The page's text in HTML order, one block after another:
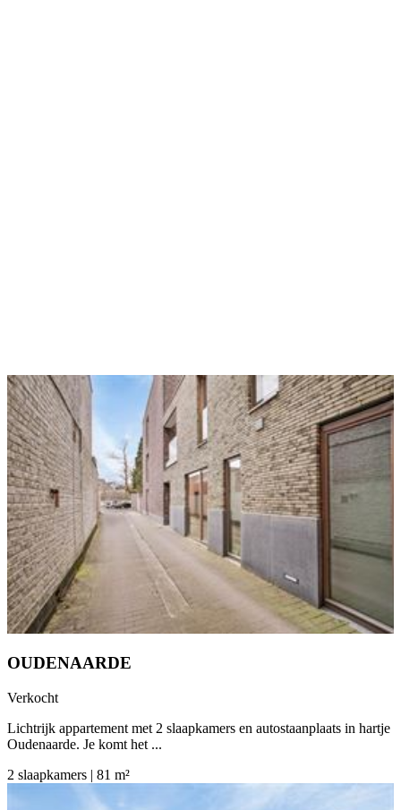
OUDENAARDE
Verkocht
Lichtrijk appartement met 2 slaapkamers en autostaanplaats in hartje
Oudenaarde. Je komt het ...
2 slaapkamers | 81 m²